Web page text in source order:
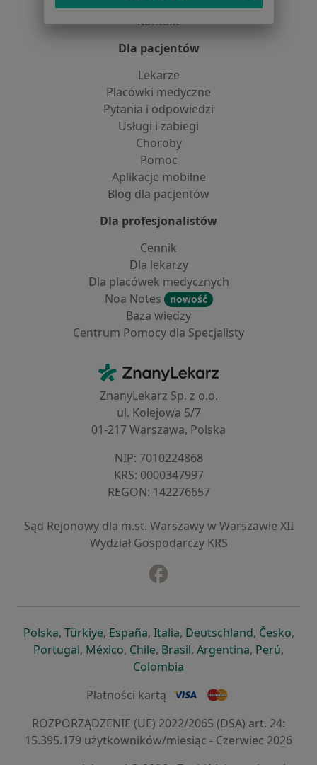
Kontakt
Dla pacjentów
Lekarze
Placówki medyczne
Pytania i odpowiedzi
Usługi i zabiegi
Choroby
Pomoc
Aplikacje mobilne
Blog dla pacjentów
Dla profesjonalistów
Cennik
Dla lekarzy
Dla placówek medycznych
Noa Notes
nowość
Baza wiedzy
Centrum Pomocy dla Specjalisty
ZnanyLekarz - Strona główna
ZnanyLekarz Sp. z o.o.
ul. Kolejowa 5/7
01-217 Warszawa, Polska
NIP: ⁠7010224868
KRS: ⁠0000347997
REGON: ⁠142276657
Sąd Rejonowy dla m.st. Warszawy w Warszawie XII
Wydział Gospodarczy KRS
Polskaotwiera się w nowej karcie
, Türkiyeotwiera się w nowej karcie
, Españaotwiera się w nowej karcie
, Italiaotwiera się w nowej
, Deutschlandotwiera się
, Česko,
Portugalotwiera się w nowej karcie
, Méxicootwiera się w nowej karcie
, Chileotwiera się w nowej karcie
, Brasilotwiera się w nowej
, Argentinaotwiera się
, Perú,
Colombia
Płatności kartą
ROZPORZĄDZENIE (UE) 2022/2065 (DSA) art. 24:
15.395.179 użytkowników/miesiąc - Czerwiec 2026